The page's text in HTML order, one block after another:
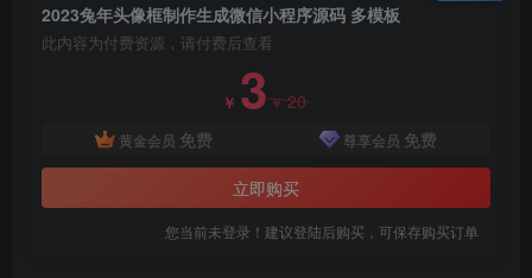
2023兔年头像框制作生成微信小程序源码 多模板
此内容为付费资源，请付费后查看
￥ 3￥20
黄金会员 免费 尊享会员 免费
立即购买
您当前未登录！建议登陆后购买，可保存购买订单